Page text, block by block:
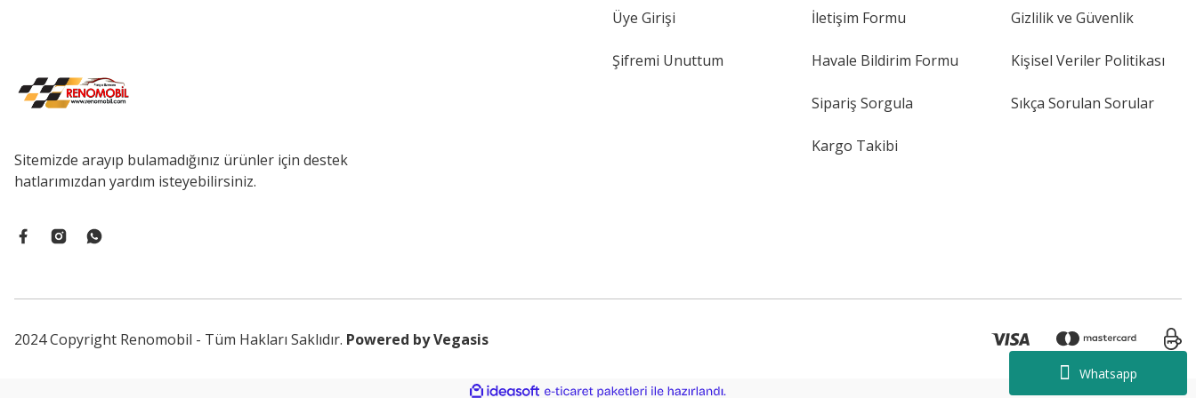
Whatsapp
Sitemizde arayıp bulamadığınız ürünler için destek
hatlarımızdan yardım isteyebilirsiniz.
Üye Girişi
Şifremi Unuttum
İletişim Formu
Havale Bildirim Formu
Sipariş Sorgula
Kargo Takibi
Gizlilik ve Güvenlik
Kişisel Veriler Politikası
Sıkça Sorulan Sorular
2024 Copyright Renomobil - Tüm Hakları Saklıdır. Powered by Vegasis
ideasoft e-